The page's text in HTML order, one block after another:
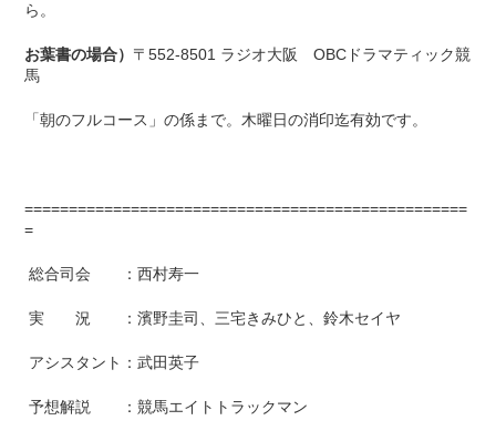
ら。
お葉書の場合） 〒552-8501 ラジオ大阪 OBCドラマティック競
馬
「朝のフルコース」の係まで。木曜日の消印迄有効です。
==================================================
=
総合司会 ：西村寿一
実 況 ：濱野圭司、三宅きみひと、鈴木セイヤ
アシスタント：武田英子
予想解説 ：競馬エイトトラックマン